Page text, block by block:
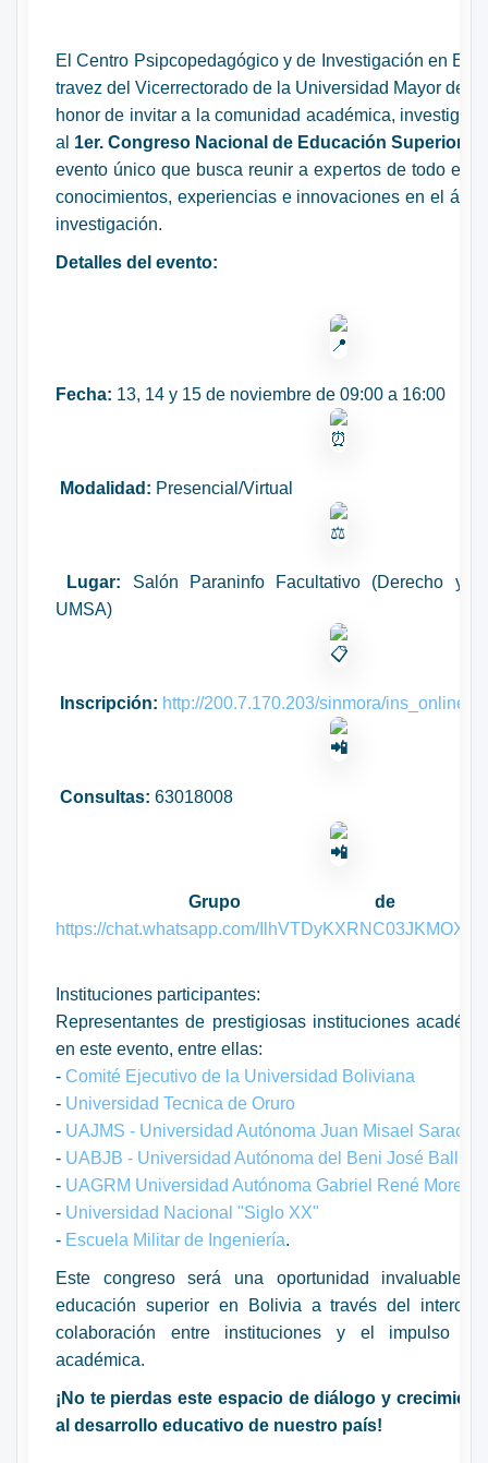
El Centro Psipcopedagógico y de Investigación en
travez del Vicerrectorado de la Universidad Mayor de
honor de invitar a la comunidad académica,
al 1er. Congreso Nacional de Educación Superior e
evento único que busca reunir a expertos de todo el
conocimientos, experiencias e innovaciones en el
investigación.
Detalles del evento:
Fecha: 13, 14 y 15 de noviembre de 09:00 a 16:00
Modalidad: Presencial/Virtual
Lugar: Salón Paraninfo Facultativo (Derecho y
UMSA)
Inscripción: http://200.7.170.203/sinmora/ins_online/
Consultas: 63018008
Grupo de
https://chat.whatsapp.com/
Instituciones participantes:
Representantes de prestigiosas instituciones
en este evento, entre ellas:
- Comité Ejecutivo de la Universidad Boliviana
- Universidad Tecnica de Oruro
- UAJMS - Universidad Autónoma Juan Misael Saracho
- UABJB - Universidad Autónoma del Beni José
- UAGRM Universidad Autónoma Gabriel René Moreno
- Universidad Nacional "Siglo XX"
- Escuela Militar de Ingeniería.
Este congreso será una oportunidad invaluable
educación superior en Bolivia a través del
colaboración entre instituciones y el impulso a
académica.
¡No te pierdas este espacio de diálogo y
al desarrollo educativo de nuestro país!